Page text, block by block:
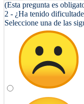
(Esta pregunta es
2 - ¿Ha tenido
Seleccione una de las